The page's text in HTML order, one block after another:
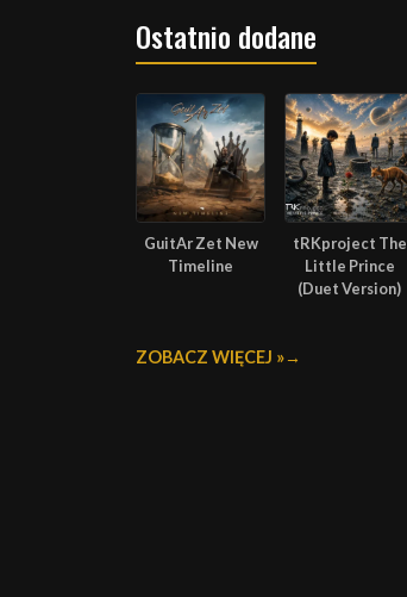
Ostatnio dodane
GuitAr Zet New
Timeline
tRKproject The
Little Prince
(Duet Version)
ZOBACZ WIĘCEJ »